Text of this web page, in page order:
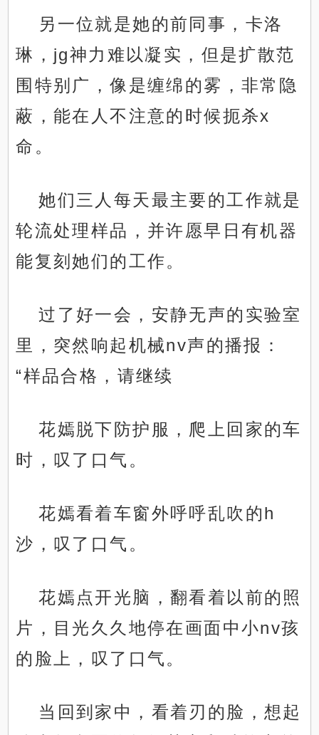
另一位就是她的前同事，卡洛
琳，jg神力难以凝实，但是扩散范
围特别广，像是缠绵的雾，非常隐
蔽，能在人不注意的时候扼杀x
命。
她们三人每天最主要的工作就是
轮流处理样品，并许愿早日有机器
能复刻她们的工作。
过了好一会，安静无声的实验室
里，突然响起机械nv声的播报：
“样品合格，请继续
花嫣脱下防护服，爬上回家的车
时，叹了口气。
花嫣看着车窗外呼呼乱吹的h
沙，叹了口气。
花嫣点开光脑，翻看着以前的照
片，目光久久地停在画面中小nv孩
的脸上，叹了口气。
当回到家中，看着刃的脸，想起